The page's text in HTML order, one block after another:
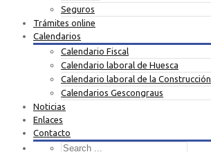
Seguros
Trámites online
Calendarios
Calendario Fiscal
Calendario laboral de Huesca
Calendario laboral de la Construcción
Calendarios Gescongraus
Noticias
Enlaces
Contacto